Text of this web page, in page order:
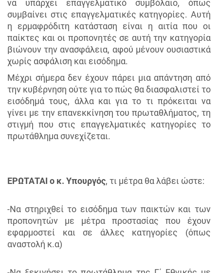
να υπάρχει επαγγελματικό συμβόλαιο, όπως
συμβαίνει στις επαγγελματικές κατηγορίες. Αυτή
η ερμαφρόδιτη κατάσταση είναι η αιτία που οι
παίκτες και οι προπονητές σε αυτή την κατηγορία
βιώνουν την ανασφάλεια, αφού μένουν ουσιαστικά
χωρίς ασφάλιση και εισόδημα.
Μέχρι σήμερα δεν έχουν πάρει μια απάντηση από
την κυβέρνηση ούτε για το πώς θα διασφαλιστεί το
εισόδημά τους, άλλα και για το τι πρόκειται να
γίνει με την επανεκκίνηση του πρωταθλήματος, τη
στιγμή που στις επαγγελματικές κατηγορίες το
πρωτάθλημα συνεχίζεται.
ΕΡΩΤΑΤΑΙ ο κ. Υπουργός, τι μέτρα θα λάβει ώστε:
-Να στηριχθεί το εισόδημα των παικτών και των
προπονητών με μέτρα προστασίας που έχουν
εφαρμοστεί και σε άλλες κατηγορίες (όπως
αναστολή κ.α)